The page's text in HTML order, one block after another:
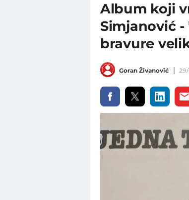
Album koji
Simjanović
bravure
Goran Živanović